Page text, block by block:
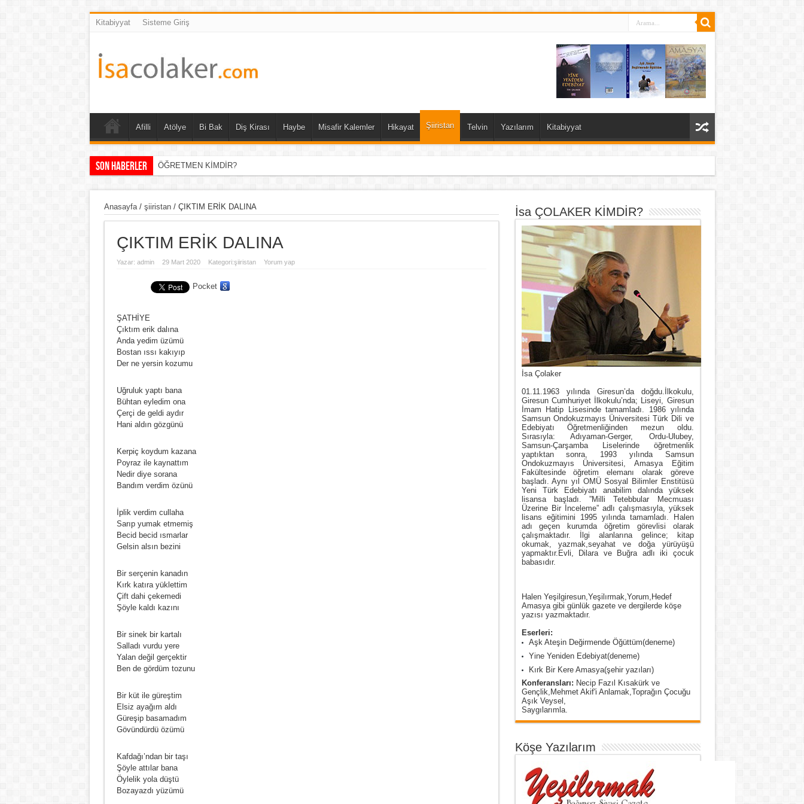
Kitabiyyat Sisteme Giriş
Afilli Atölye Bi Bak Diş Kirası Haybe Misafir Kalemler Hikayat Şiiristan Telvin Yazılarım Kitabiyyat
Son Haberler ÖĞRETMEN KİMDİR?
GİRESUNLU BİR DEĞER: AYDIN ALİUSTAOĞLU
Anasayfa/ şiiristan/ ÇIKTIM ERİK DALINA
ÇIKTIM ERİK DALINA
Yazar: admin 29 Mart 2020 Kategori:şiiristan Yorum yap
Pocket
ŞATHİYE
Çıktım erik dalına
Anda yedim üzümü
Bostan ıssı kakıyıp
Der ne yersin kozumu
Uğruluk yaptı bana
Bühtan eyledim ona
Çerçi de geldi aydır
Hani aldın gözgünü
Kerpiç koydum kazana
Poyraz ile kaynattım
Nedir diye sorana
Bandım verdim özünü
İplik verdim cullaha
Sarıp yumak etmemiş
Becid becid ısmarlar
Gelsin alsın bezini
Bir serçenin kanadın
Kırk katıra yüklettim
Çift dahi çekemedi
Şöyle kaldı kazını
Bir sinek bir kartalı
Salladı vurdu yere
Yalan değil gerçektir
Ben de gördüm tozunu
Bir küt ile güreştim
Elsiz ayağım aldı
Güreşip basamadım
Gövündürdü özümü
Kafdağı’ndan bir taşı
Şöyle attılar bana
Öylelik yola düştü
Bozayazdı yüzümü
İsa ÇOLAKER KİMDİR?
İsa Çolaker
01.11.1963 yılında Giresun’da doğdu.İlkokulu,
Giresun Cumhuriyet İlkokulu’nda; Liseyi, Giresun
İmam Hatip Lisesinde tamamladı. 1986 yılında
Samsun Ondokuzmayıs Üniversitesi Türk Dili ve
Edebiyatı Öğretmenliğinden mezun oldu.
Sırasıyla: Adıyaman-Gerger, Ordu-Ulubey,
Samsun-Çarşamba Liselerinde öğretmenlik
yaptıktan sonra, 1993 yılında Samsun
Ondokuzmayıs Üniversitesi, Amasya Eğitim
Fakültesinde öğretim elemanı olarak göreve
başladı. Aynı yıl OMÜ Sosyal Bilimler Enstitüsü
Yeni Türk Edebiyatı anabilim dalında yüksek
lisansa başladı. ”Milli Tetebbular Mecmuası
Üzerine Bir İnceleme” adlı çalışmasıyla, yüksek
lisans eğitimini 1995 yılında tamamladı. Halen
adı geçen kurumda öğretim görevlisi olarak
çalışmaktadır. İlgi alanlarına gelince; kitap
okumak, yazmak,seyahat ve doğa yürüyüşü
yapmaktır.Evli, Dilara ve Buğra adlı iki çocuk
babasıdır.
Halen Yeşilgiresun,Yeşilırmak,Yorum,Hedef
Amasya gibi günlük gazete ve dergilerde köşe
yazısı yazmaktadır.
Eserleri:
Aşk Ateşin Değirmende Öğüttüm(deneme)
Yine Yeniden Edebiyat(deneme)
Kırk Bir Kere Amasya(şehir yazıları)
Konferansları: Necip Fazıl Kısakürk ve
Gençlik,Mehmet Akif'i Anlamak,Toprağın Çocuğu
Aşık Veysel,
Saygılarımla.
Köşe Yazılarım